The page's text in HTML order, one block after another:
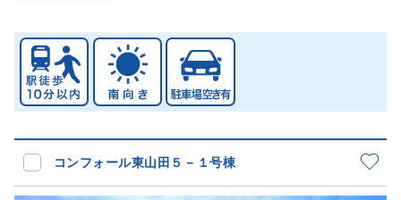
コンフォール東山田５－１号棟